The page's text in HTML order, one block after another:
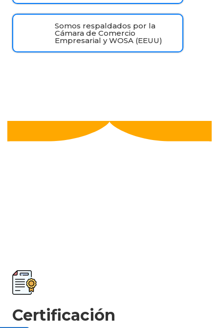
Somos respaldados por la
Cámara de Comercio
Empresarial y WOSA (EEUU)
Certificación